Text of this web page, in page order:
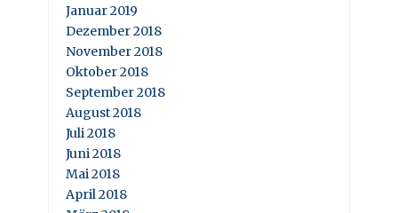
Januar 2019
Dezember 2018
November 2018
Oktober 2018
September 2018
August 2018
Juli 2018
Juni 2018
Mai 2018
April 2018